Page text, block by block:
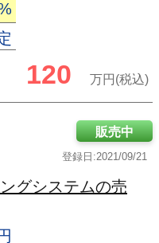
120 万円(税込)
登録日:2021/09/21
販売中
グシステムの売